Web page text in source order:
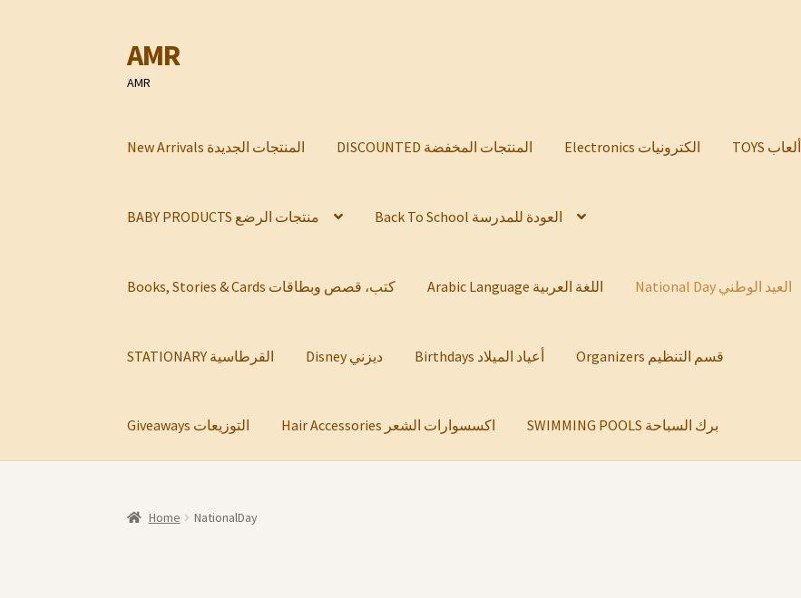
Skip
to
navigation
Skip
to
content
AMR
AMR
New Arrivals المنتجات الجديدة DISCOUNTED المنتجات المخفضة Electronics الكترونيات TOYS ألعاب
BABY PRODUCTS منتجات الرضع Back To School العودة للمدرسة
Books, Stories & Cards كتب، قصص وبطاقات Arabic Language اللغة العربية National Day العيد الوطني
STATIONARY القرطاسية Disney ديزني Birthdays أعياد الميلاد Organizers قسم التنظيم
Giveaways التوزيعات Hair Accessories اكسسوارات الشعر SWIMMING POOLS برك السباحة
Home NationalDay